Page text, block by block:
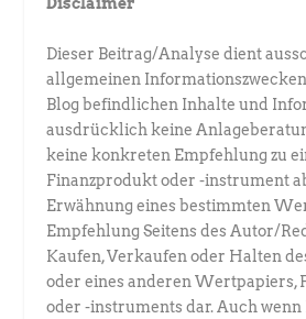
Disclaimer
Dieser Beitrag/Analyse dient
allgemeinen
Blog befindlichen Inhalte und
ausdrücklich keine
keine konkreten Empfehlung zu
Finanzprodukt oder -instrument
Erwähnung eines bestimmten
Empfehlung Seitens des Autor/
Kaufen, Verkaufen oder Halten
oder eines anderen Wertpapiers,
oder -instruments dar. Auch